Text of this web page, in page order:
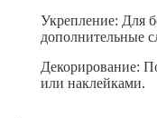
Укрепление: Для
дополнительные
Декорирование:
или наклейками.